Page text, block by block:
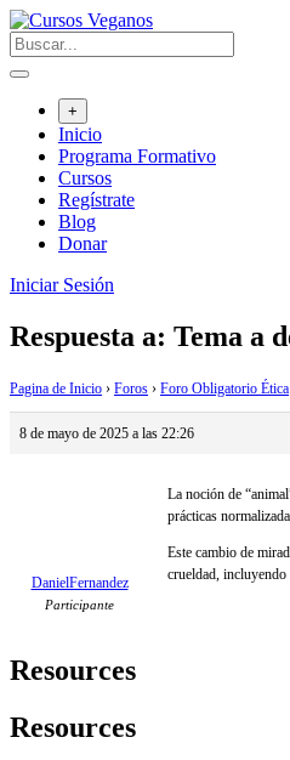
Saltar
al
contenido
+
Inicio
Programa Formativo
Cursos
Regístrate
Blog
Donar
Iniciar Sesión
Respuesta a: Tema a
Pagina de Inicio › Foros › Foro Obligatorio Ética
8 de mayo de 2025 a las 22:26
DanielFernandez
Participante
La noción de
prácticas
Este cambio de
crueldad,
Resources
Resources